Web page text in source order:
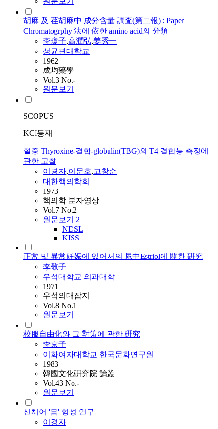
胡麻 及 荏胡麻中 成分含量 調査(第二報) : Paper
Chromatogrphy 法에 依한 amino acid의 分類
李瓊子,高潤弘,姜秀一
성균관대학교
1962
成均藥學
Vol.3 No.-
원문보기
SCOPUS
KCI등재
혈중 Thyroxine-결합-globulin(TBG)의 T4 결합능 측정에
관한 고찰
이경자,이문호,고창순
대한핵의학회
1973
핵의학 분자영상
Vol.7 No.2
원문보기 2
NDSL
KISS
正常 및 異常妊娠에 있어서의 尿中Estriol에 關한 硏究
李敬子
우석대학교 의과대학
1971
우석의대잡지
Vol.8 No.1
원문보기
校服自由化와 그 對策에 관한 硏究
李京子
이화여자대학교 한국문화연구원
1983
韓國文化硏究院 論叢
Vol.43 No.-
원문보기
신체어 '몸' 형성 연구
이경자